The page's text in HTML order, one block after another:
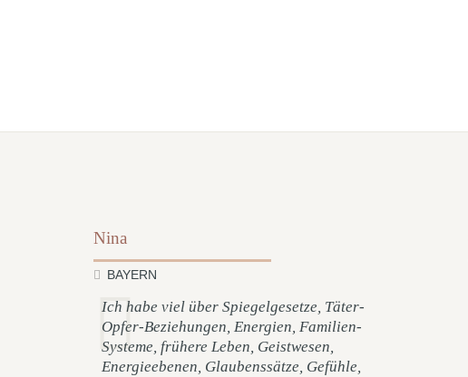
Nina
BAYERN
Ich habe viel über Spiegelgesetze, Täter-
Opfer-Beziehungen, Energien, Familien-
Systeme, frühere Leben, Geistwesen,
Energieebenen, Glaubenssätze, Gefühle,